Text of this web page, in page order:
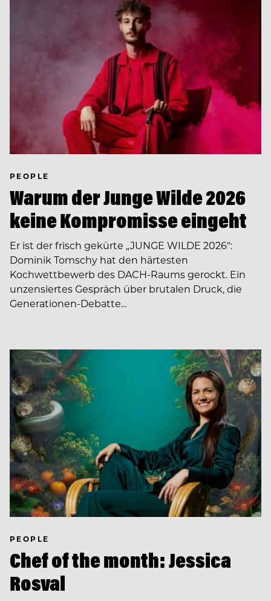
PEOPLE
Warum der Junge Wilde 2026
keine Kompromisse eingeht
Er ist der frisch gekürte „JUNGE WILDE 2026“:
Dominik Tomschy hat den härtesten
Kochwettbewerb des DACH-Raums gerockt. Ein
unzensiertes Gespräch über brutalen Druck, die
Generationen-Debatte…
PEOPLE
Chef of the month: Jessica
Rosval